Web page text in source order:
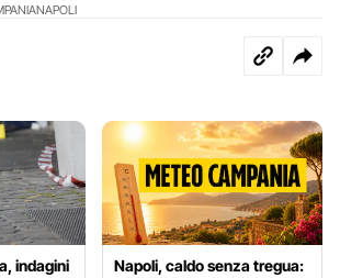
NAPOLI
indagini
Napoli, caldo senza tregua: